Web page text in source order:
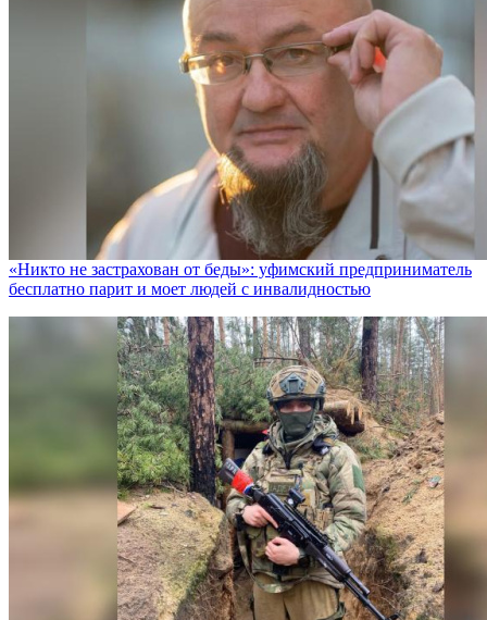
«Никто не заcтрахован от беды»: уфимский предприниматель
бесплатно парит и моет людей с инвалидностью